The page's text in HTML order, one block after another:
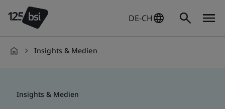
DE-CH
Insights & Medien
Insights & Medien